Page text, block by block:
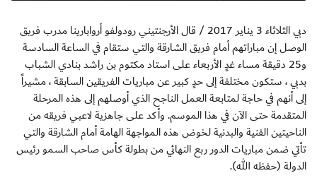
دبي الثلاثاء 3 يناير 2017 / قال الأرجنتيني رودولفو أروابارينا مدرب فريق
الوصل إن مباراتهم أمام فريق الشارقة والتي ستقام في الساعة السادسة
و25 دقيقة مساء غدٍ الأربعاء على استاد مكتوم بن راشد بنادي الشباب
بدبي ، ستكون مختلفة إلى حدٍ كبير عن مباريات الفريقين السابقة ، مشيراً
إلى أنهم في حاجة لمتابعة العمل الناجح الذي أوصلهم إلى هذه المرحلة
المتقدمة حتى الآن في هذا الموسم. وأكد على جاهزية لاعبي فريقه من
الناحيتين الفنية والبدنية لخوض هذه المواجهة الهامة أمام الشارقة والتي
تأتي ضمن مباريات الدور ربع النهائي من بطولة كأس صاحب السمو رئيس
الدولة (حفظه الله).